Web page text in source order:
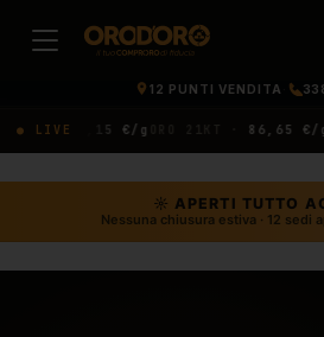
12 PUNTI VENDITA
● LIVE
·91,15 €/g ORO 21KT · 86,65 €/g
☼ APERTI TUTTO
Nessuna chiusura estiva · 12 sedi